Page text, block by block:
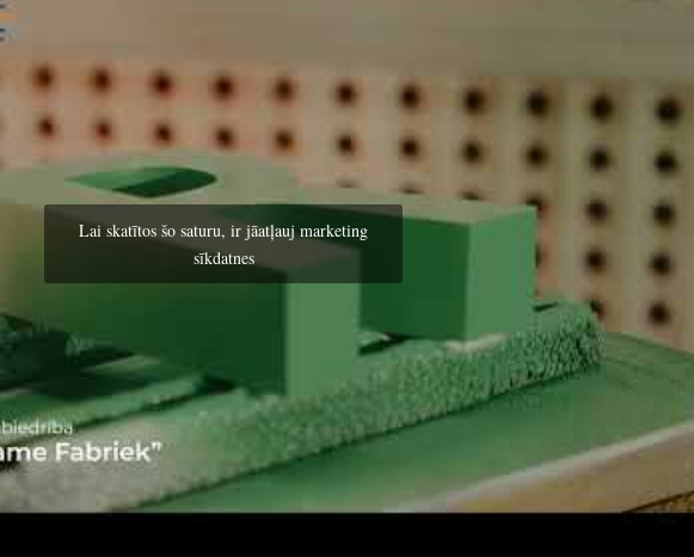
Lai skatītos šo saturu, ir jāatļauj marketing
sīkdatnes